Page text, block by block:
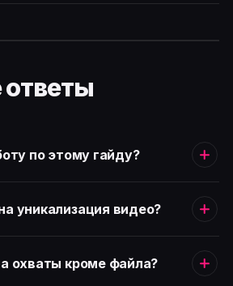
ответы
по этому гайду?
уникализация видео?
охваты кроме файла?